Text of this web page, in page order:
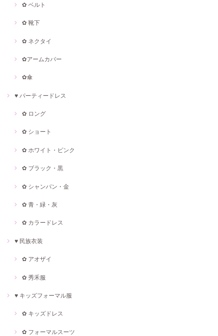
✿ ベルト
✿ 靴下
✿ ネクタイ
✿アームカバー
✿傘
♥ パーティードレス
✿ ロング
✿ ショート
✿ ホワイト・ピンク
✿ ブラック・黒
✿ シャンパン・金
✿ 青・緑・灰
✿ カラードレス
♥ 民族衣装
✿ アオザイ
✿ 秀禾服
♥ キッズフォーマル服
✿ キッズドレス
✿ フォーマルスーツ